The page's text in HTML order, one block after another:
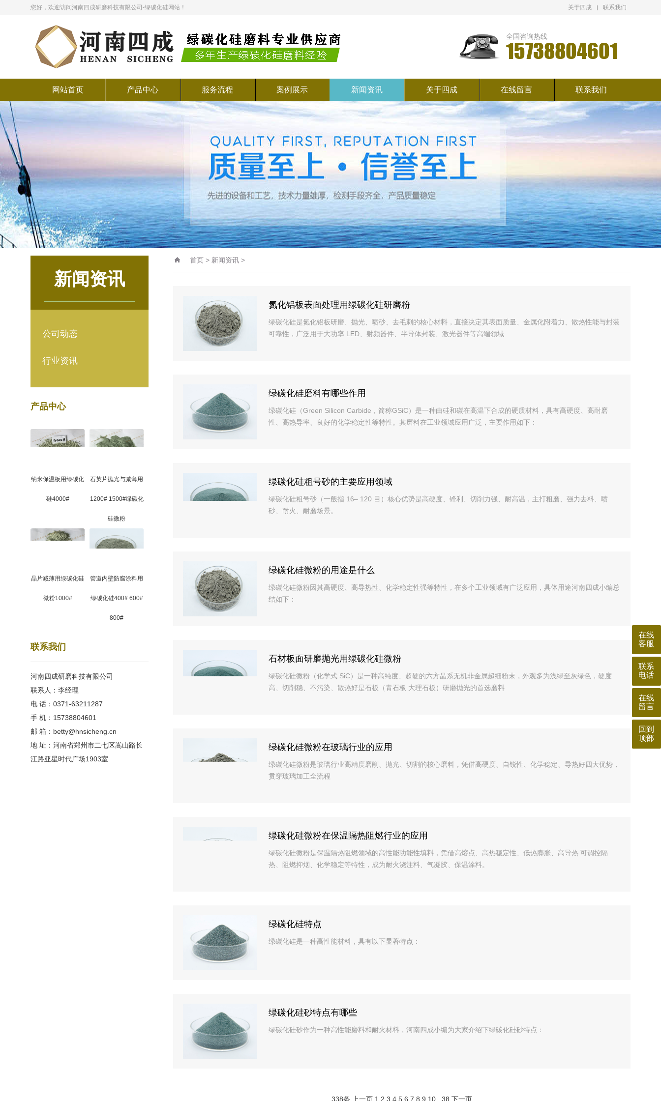
您好，欢迎访问河南四成研磨科技有限公司-绿碳化硅网站！ 关于四成 联系我们
全国咨询热线
15738804601
网站首页 产品中心 服务流程 案例展示 新闻资讯 关于四成 在线留言 联系我们
新闻资讯
公司动态
行业资讯
产品中心
纳米保温板用绿碳化
硅4000#
石英片抛光与减薄用
1200# 1500#绿碳化
硅微粉
晶片减薄用绿碳化硅
微粉1000#
管道内壁防腐涂料用
绿碳化硅400# 600#
800#
联系我们
河南四成研磨科技有限公司
联系人：李经理
电 话：0371-63211287
手 机：15738804601
邮 箱：betty@hnsicheng.cn
地 址：河南省郑州市二七区嵩山路长
江路亚星时代广场1903室
首页 > 新闻资讯 >
氮化铝板表面处理用绿碳化硅研磨粉
绿碳化硅是氮化铝板研磨、抛光、喷砂、去毛刺的核心材料，直接决定其表面质量、金属化附着力、散热性能与封装
可靠性，广泛用于大功率 LED、射频器件、半导体封装、激光器件等高端领域
绿碳化硅磨料有哪些作用
绿碳化硅（Green Silicon Carbide，简称GSiC）是一种由硅和碳在高温下合成的硬质材料，具有高硬度、高耐磨
性、高热导率、良好的化学稳定性等特性。其磨料在工业领域应用广泛，主要作用如下：
绿碳化硅粗号砂的主要应用领域
绿碳化硅粗号砂（一般指 16– 120 目）核心优势是高硬度、锋利、切削力强、耐高温，主打粗磨、强力去料、喷
砂、耐火、耐磨场景。
绿碳化硅微粉的用途是什么
绿碳化硅微粉因其高硬度、高导热性、化学稳定性强等特性，在多个工业领域有广泛应用，具体用途河南四成小编总
结如下：
石材板面研磨抛光用绿碳化硅微粉
绿碳化硅微粉（化学式 SiC）是一种高纯度、超硬的六方晶系无机非金属超细粉末，外观多为浅绿至灰绿色，硬度
高、切削稳、不污染、散热好是石板（青石板 大理石板）研磨抛光的首选磨料
绿碳化硅微粉在玻璃行业的应用
绿碳化硅微粉是玻璃行业高精度磨削、抛光、切割的核心磨料，凭借高硬度、自锐性、化学稳定、导热好四大优势，
贯穿玻璃加工全流程
绿碳化硅微粉在保温隔热阻燃行业的应用
绿碳化硅微粉是保温隔热阻燃领域的高性能功能性填料，凭借高熔点、高热稳定性、低热膨胀、高导热 可调控隔
热、阻燃抑烟、化学稳定等特性，成为耐火浇注料、气凝胶、保温涂料。
绿碳化硅特点
绿碳化硅是一种高性能材料，具有以下显著特点：
绿碳化硅砂特点有哪些
绿碳化硅砂作为一种高性能磨料和耐火材料，河南四成小编为大家介绍下绿碳化硅砂特点：
338条 上一页 1 2 3 4 5 6 7 8 9 10 38 下一页
在线
客服
联系
电话
在线
留言
回到
顶部